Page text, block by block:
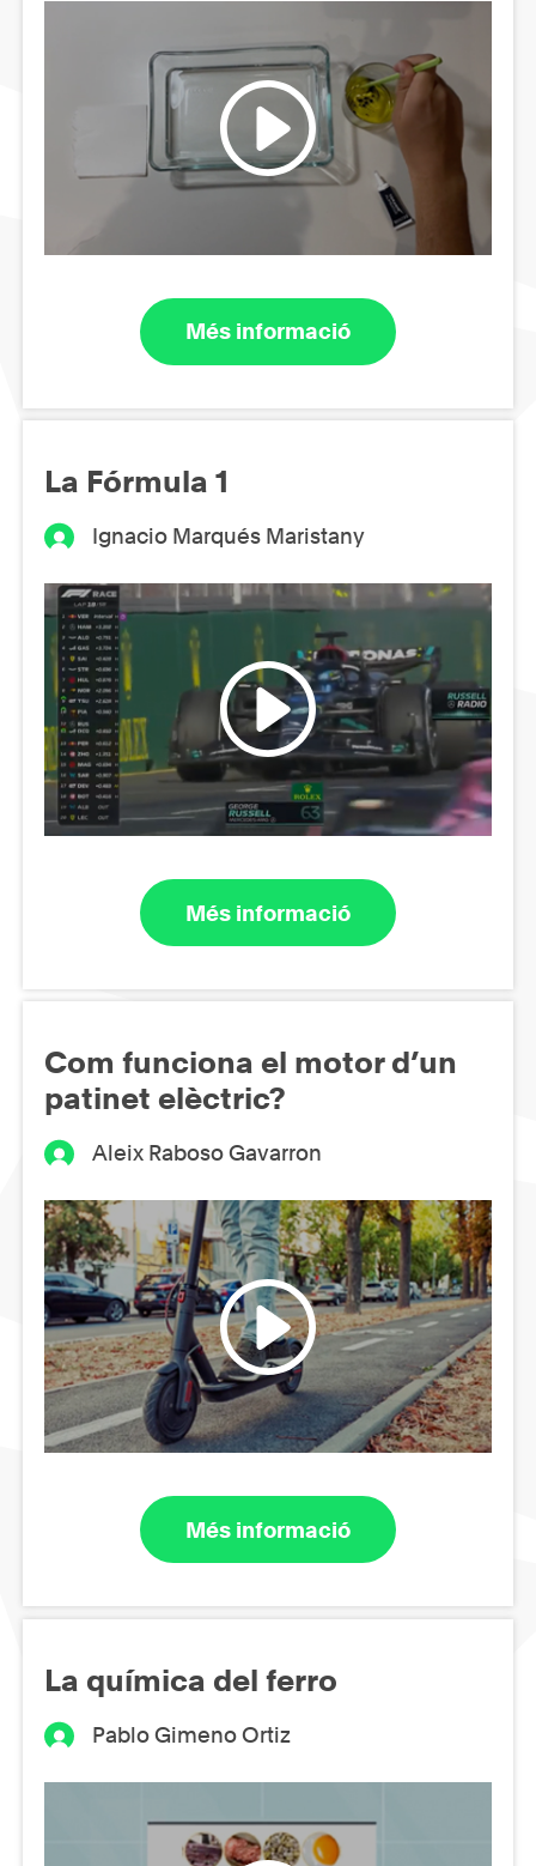
Més informació
La Fórmula 1
Ignacio Marqués Maristany
Més informació
Com funciona el motor d’un
patinet elèctric?
Aleix Raboso Gavarron
Més informació
La química del ferro
Pablo Gimeno Ortiz